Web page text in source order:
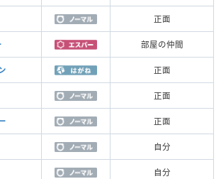
正面
部屋の仲間
正面
正面
正面
自分
自分